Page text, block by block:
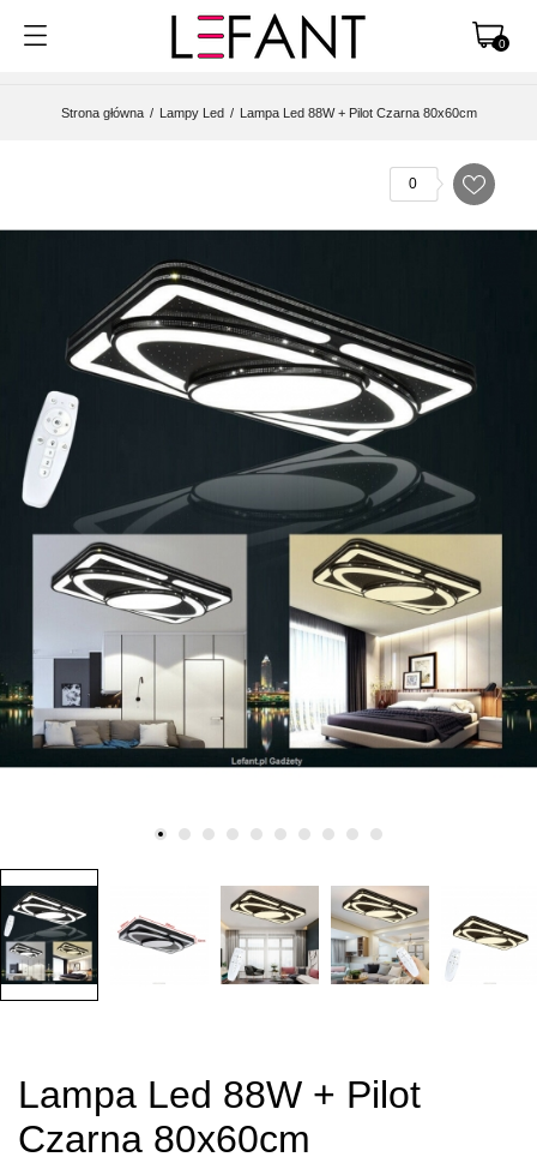
0
Strona główna Lampy Led Lampa Led 88W + Pilot Czarna 80x60cm
0
Lampa Led 88W + Pilot
Czarna 80x60cm